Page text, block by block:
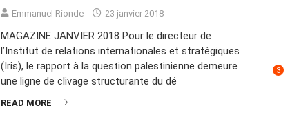
Emmanuel Rionde 23 janvier 2018
MAGAZINE JANVIER 2018 Pour le directeur de
l’Institut de relations internationales et stratégiques
(Iris), le rapport à la question palestinienne demeure
une ligne de clivage structurante du dé
READ MORE
3